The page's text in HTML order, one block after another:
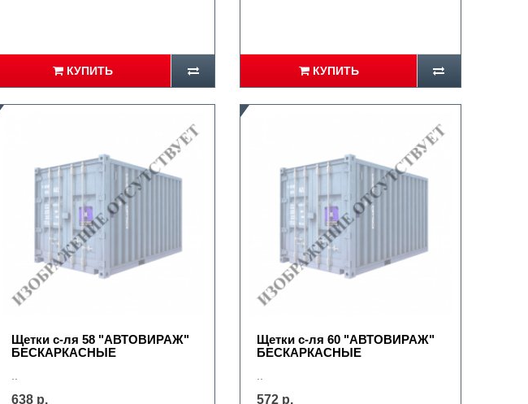
КУПИТЬ КУПИТЬ
Щетки с-ля 58 "АВТОВИРАЖ"
БЕСКАРКАСНЫЕ
638 р.
Щетки с-ля 60 "АВТОВИРАЖ"
БЕСКАРКАСНЫЕ
572 р.